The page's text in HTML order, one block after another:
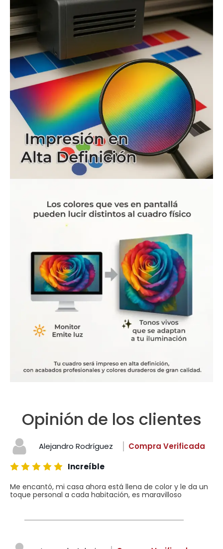
Opinión de los clientes
Alejandro Rodríguez
Compra Verificada
Increíble
Me encantó, mi casa ahora está llena de color y le da un
toque personal a cada habitación, es maravilloso